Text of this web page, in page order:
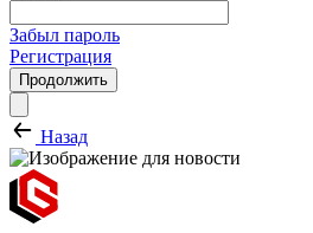
Забыл пароль
Регистрация
Продолжить
Назад